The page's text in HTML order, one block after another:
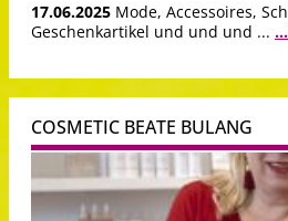
17.06.2025 Mode, Accessoires,
Geschenkartikel und und und ...
COSMETIC BEATE BULANG